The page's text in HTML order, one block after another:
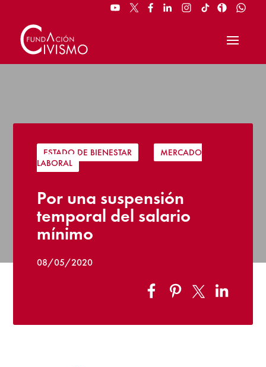
ESTADO DE BIENESTAR
MERCADO
LABORAL
Por una suspensión
temporal del salario
mínimo
08/05/2020